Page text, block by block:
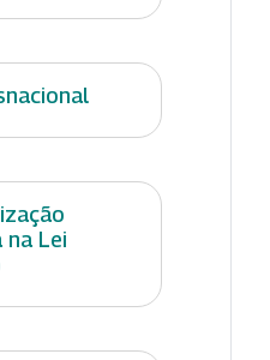
na Lei